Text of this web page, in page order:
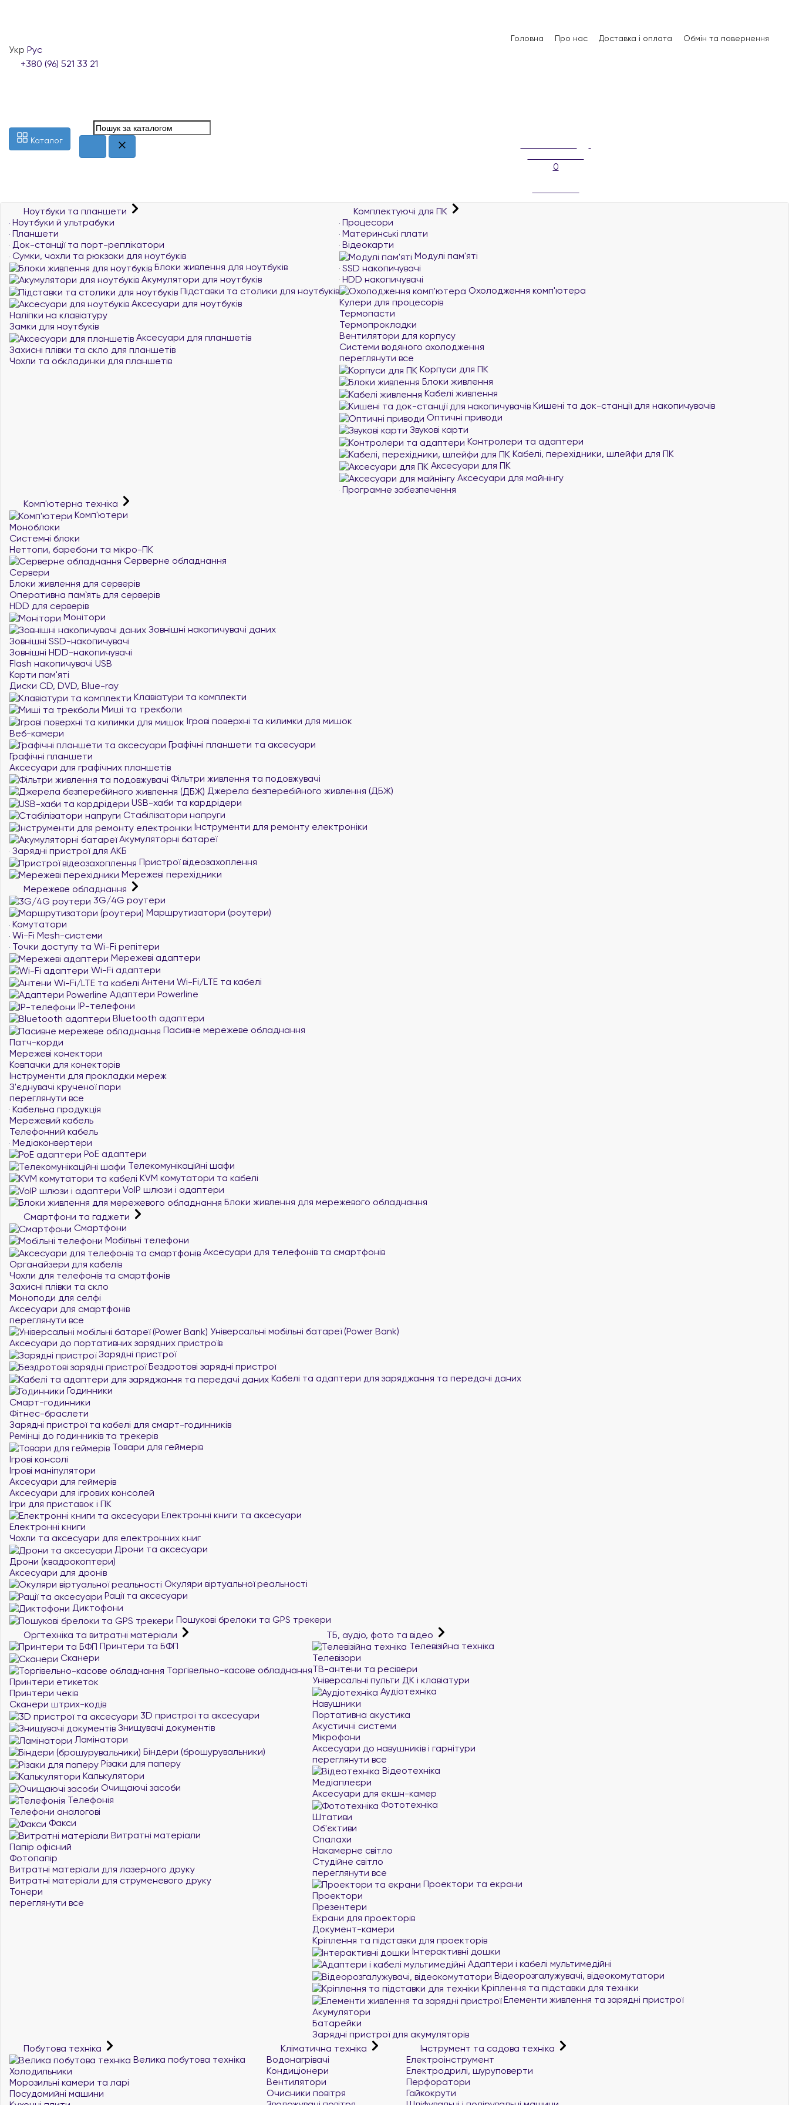
Головна Про нас Доставка і оплата Обмін та повернення
Укр Рус
+380 (96) 521 33 21
Каталог
0
Ноутбуки та планшети
Ноутбуки й ультрабуки
Планшети
Док-станції та порт-реплікатори
Сумки, чохли та рюкзаки для ноутбуків
Блоки живлення для ноутбуків
Акумулятори для ноутбуків
Підставки та столики для ноутбуків
Аксесуари для ноутбуків
Наліпки на клавіатуру
Замки для ноутбуків
Аксесуари для планшетів
Захисні плівки та скло для планшетів
Чохли та обкладинки для планшетів
Комплектуючі для ПК
Процесори
Материнські плати
Відеокарти
Модулі пам'яті
SSD накопичувачі
HDD накопичувачі
Охолодження комп'ютера
Кулери для процесорів
Термопасти
Термопрокладки
Вентилятори для корпусу
Системи водяного охолодження
переглянути все
Корпуси для ПК
Блоки живлення
Кабелі живлення
Кишені та док-станції для накопичувачів
Оптичні приводи
Звукові карти
Контролери та адаптери
Кабелі, перехідники, шлейфи для ПК
Аксесуари для ПК
Аксесуари для майнінгу
Програмне забезпечення
Комп'ютерна техніка
Комп'ютери
Моноблоки
Системні блоки
Неттопи, баребони та мікро-ПК
Серверне обладнання
Сервери
Блоки живлення для серверів
Оперативна пам`ять для серверів
HDD для серверів
Монітори
Зовнішні накопичувачі даних
Зовнішні SSD-накопичувачі
Зовнішні HDD-накопичувачі
Flash накопичувачі USB
Карти пам'яті
Диски CD, DVD, Blue-ray
Клавіатури та комплекти
Миші та трекболи
Ігрові поверхні та килимки для мишок
Веб-камери
Графічні планшети та аксесуари
Графічні планшети
Аксесуари для графічних планшетів
Фільтри живлення та подовжувачі
Джерела безперебійного живлення (ДБЖ)
USB-хаби та кардрідери
Стабілізатори напруги
Інструменти для ремонту електроніки
Акумуляторні батареї
Зарядні пристрої для АКБ
Пристрої відеозахоплення
Мережеві перехідники
Мережеве обладнання
3G/4G роутери
Маршрутизатори (роутери)
Комутатори
Wi-Fi Mesh-системи
Точки доступу та Wi-Fi репітери
Мережеві адаптери
Wi-Fi адаптери
Антени Wi-Fi/LTE та кабелі
Адаптери Powerline
IP-телефони
Bluetooth адаптери
Пасивне мережеве обладнання
Патч-корди
Мережеві конектори
Ковпачки для конекторів
Інструменти для прокладки мереж
З'єднувачі крученої пари
переглянути все
Кабельна продукція
Мережевий кабель
Телефонний кабель
Медіаконвертери
PoE адаптери
Телекомунікаційні шафи
KVM комутатори та кабелі
VoIP шлюзи і адаптери
Блоки живлення для мережевого обладнання
Смартфони та гаджети
Смартфони
Мобільні телефони
Аксесуари для телефонів та смартфонів
Органайзери для кабелів
Чохли для телефонів та смартфонів
Захисні плівки та скло
Моноподи для селфі
Аксесуари для смартфонів
переглянути все
Універсальні мобільні батареї (Power Bank)
Аксесуари до портативних зарядних пристроїв
Зарядні пристрої
Бездротові зарядні пристрої
Кабелі та адаптери для заряджання та передачі даних
Годинники
Смарт-годинники
Фітнес-браслети
Зарядні пристрої та кабелі для смарт-годинників
Ремінці до годинників та трекерів
Товари для геймерів
Ігрові консолі
Ігрові маніпулятори
Аксесуари для геймерів
Аксесуари для ігрових консолей
Ігри для приставок і ПК
Електронні книги та аксесуари
Електронні книги
Чохли та аксесуари для електронних книг
Дрони та аксесуари
Дрони (квадрокоптери)
Аксесуари для дронів
Окуляри віртуальної реальності
Рації та аксесуари
Диктофони
Пошукові брелоки та GPS трекери
Оргтехніка та витратні матеріали
Принтери та БФП
Сканери
Торгівельно-касове обладнання
Принтери етикеток
Принтери чеків
Сканери штрих-кодів
3D пристрої та аксесуари
Знищувачі документів
Ламінатори
Біндери (брошурувальники)
Різаки для паперу
Калькулятори
Очищаючі засоби
Телефонія
Телефони аналогові
Факси
Витратні матеріали
Папір офісний
Фотопапір
Витратні матеріали для лазерного друку
Витратні матеріали для струменевого друку
Тонери
переглянути все
ТБ, аудіо, фото та відео
Телевізійна техніка
Телевізори
ТВ-антени та ресівери
Універсальні пульти ДК і клавіатури
Аудіотехніка
Навушники
Портативна акустика
Акустичні системи
Мікрофони
Аксесуари до навушників і гарнітури
переглянути все
Відеотехніка
Медіаплеєри
Аксесуари для екшн-камер
Фототехніка
Штативи
Об'єктиви
Спалахи
Накамерне світло
Студійне світло
переглянути все
Проектори та екрани
Проектори
Презентери
Екрани для проекторів
Документ-камери
Кріплення та підставки для проекторів
Інтерактивні дошки
Адаптери і кабелі мультимедійні
Відеорозгалужувачі, відеокомутатори
Кріплення та підставки для техніки
Елементи живлення та зарядні пристрої
Акумулятори
Батарейки
Зарядні пристрої для акумуляторів
Побутова техніка
Велика побутова техніка
Холодильники
Морозильні камери та ларі
Посудомийні машини
Кліматична техніка
Водонагрівачі
Кондиціонери
Вентилятори
Очисники повітря
Інструмент та садова техніка
Електроінструмент
Електродрилі, шуруповерти
Перфоратори
Гайкокрути